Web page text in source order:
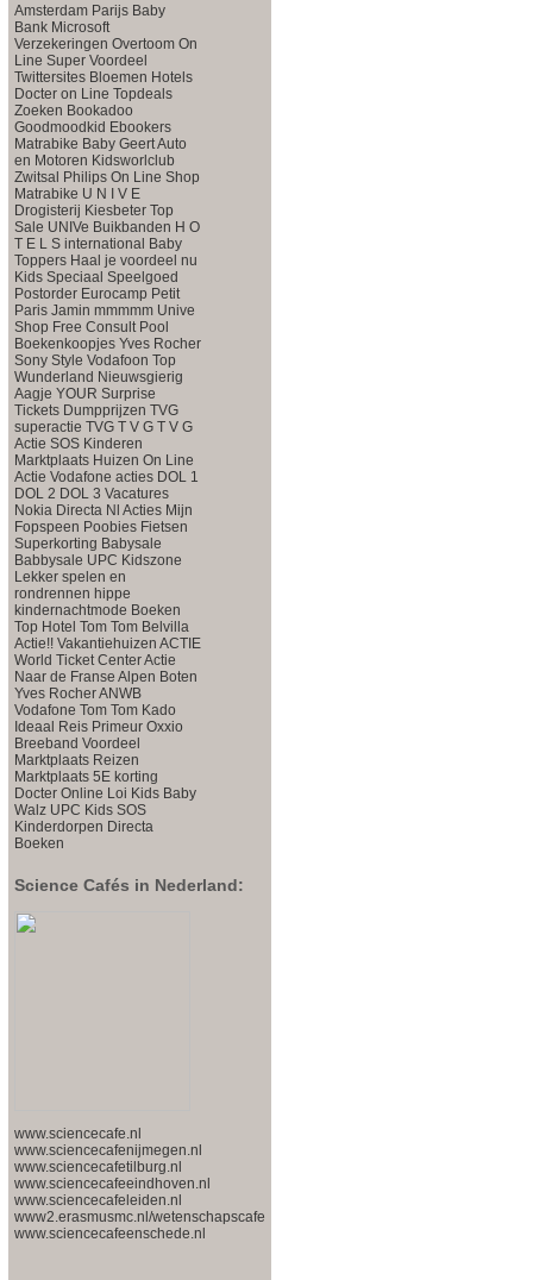
Amsterdam Parijs Baby
Bank Microsoft
Verzekeringen Overtoom On
Line Super Voordeel
Twittersites Bloemen Hotels
Docter on Line Topdeals
Zoeken Bookadoo
Goodmoodkid Ebookers
Matrabike Baby GeertAuto
en Motoren Kidsworlclub
Zwitsal Philips On Line Shop
Matrabike U N I V E
Drogisterij Kiesbeter Top
Sale UNIVe Buikbanden H O
T E L S international Baby
Toppers Haal je voordeel nu
Kids Speciaal Speelgoed
Postorder Eurocamp Petit
Paris Jamin mmmmm Unive
Shop Free Consult Pool
Boekenkoopjes Yves Rocher
Sony Style Vodafoon Top
Wunderland Nieuwsgierig
Aagje YOUR Surprise
Tickets Dumpprijzen TVG
superactie TVG T V G T V G
Actie SOS Kinderen
Marktplaats Huizen On Line
Actie Vodafone acties DOL 1
DOL 2 DOL 3 Vacatures
Nokia Directa Nl Acties Mijn
Fopspeen Poobies Fietsen
Superkorting Babysale
Babbysale UPC Kidszone
Lekker spelen en
rondrennen hippe
kindernachtmode Boeken
Top Hotel Tom Tom Belvilla
Actie!! Vakantiehuizen ACTIE
World Ticket CenterActie
Naar de Franse Alpen Boten
Yves RocherANWB
Vodafone Tom Tom Kado
Ideaal Reis Primeur Oxxio
Breeband Voordeel
Marktplaats Reizen
Marktplaats 5E korting
Docter Online Loi Kids Baby
Walz UPC Kids SOS
Kinderdorpen Directa
Boeken
Science Cafés in Nederland:
www.sciencecafe.nl
www.sciencecafenijmegen.nl
www.sciencecafetilburg.nl
www.sciencecafeeindhoven.nl
www.sciencecafeleiden.nl
www2.erasmusmc.nl/wetenschapscafe
www.sciencecafeenschede.nl